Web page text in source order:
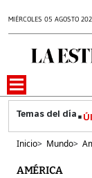
MIÉRCOLES 05 AGOSTO
Inicio> Mundo>
AMÉRICA